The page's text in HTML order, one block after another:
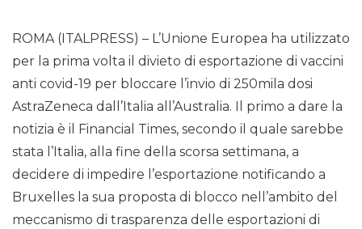
ROMA (ITALPRESS) – L’Unione Europea ha utilizzato
per la prima volta il divieto di esportazione di vaccini
anti covid-19 per bloccare l’invio di 250mila dosi
AstraZeneca dall’Italia all’Australia. Il primo a dare la
notizia è il Financial Times, secondo il quale sarebbe
stata l’Italia, alla fine della scorsa settimana, a
decidere di impedire l’esportazione notificando a
Bruxelles la sua proposta di blocco nell’ambito del
meccanismo di trasparenza delle esportazioni di